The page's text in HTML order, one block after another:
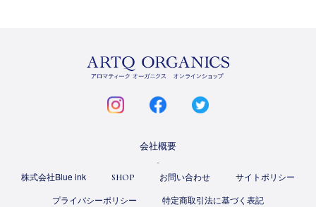
ARTQ
ORGANICS
会社概要
株式会社Blue ink SHOP お問い合わせ
サイトポリシー
プライバシーポリシー
特定商取引法に基づく表記